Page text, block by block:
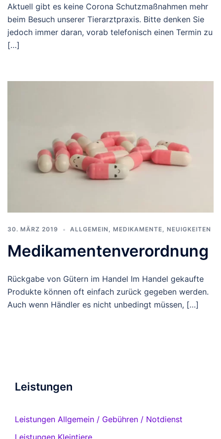
Aktuell gibt es keine Corona Schutzmaßnahmen mehr
beim Besuch unserer Tierarztpraxis. Bitte denken Sie
jedoch immer daran, vorab telefonisch einen Termin zu
[…]
30. MÄRZ 2019 ALLGEMEIN MEDIKAMENTE NEUIGKEITEN
Medikamentenverordnung
Rückgabe von Gütern im Handel Im Handel gekaufte
Produkte können oft einfach zurück gegeben werden.
Auch wenn Händler es nicht unbedingt müssen, […]
Leistungen
Leistungen Allgemein / Gebühren / Notdienst
Leistungen Kleintiere